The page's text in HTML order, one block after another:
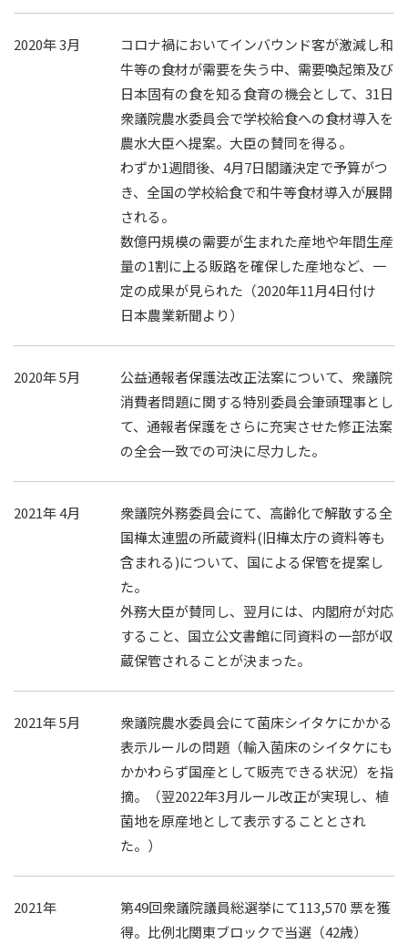
2020年 3月
コロナ禍においてインバウンド客が激減し和
牛等の食材が需要を失う中、需要喚起策及び
日本固有の食を知る食育の機会として、31日
衆議院農水委員会で学校給食への食材導入を
農水大臣へ提案。大臣の賛同を得る。
わずか1週間後、4月7日閣議決定で予算がつ
き、全国の学校給食で和牛等食材導入が展開
される。
数億円規模の需要が生まれた産地や年間生産
量の1割に上る販路を確保した産地など、一
定の成果が見られた（2020年11月4日付け
日本農業新聞より）
2020年 5月
公益通報者保護法改正法案について、衆議院
消費者問題に関する特別委員会筆頭理事とし
て、通報者保護をさらに充実させた修正法案
の全会一致での可決に尽力した。
2021年 4月
衆議院外務委員会にて、高齢化で解散する全
国樺太連盟の所蔵資料(旧樺太庁の資料等も
含まれる)について、国による保管を提案し
た。
外務大臣が賛同し、翌月には、内閣府が対応
すること、国立公文書館に同資料の一部が収
蔵保管されることが決まった。
2021年 5月
衆議院農水委員会にて菌床シイタケにかかる
表示ルールの問題（輸入菌床のシイタケにも
かかわらず国産として販売できる状況）を指
摘。（翌2022年3月ルール改正が実現し、植
菌地を原産地として表示することとされ
た。）
2021年
第49回衆議院議員総選挙にて113,570 票を獲
得。比例北関東ブロックで当選（42歳）